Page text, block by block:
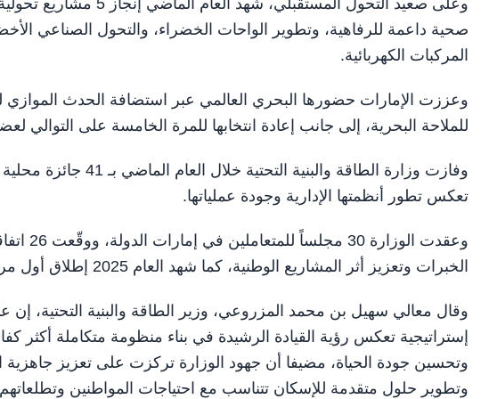
صحية داعمة للرفاهية، وتطوير الواحات الخضراء، والتحول الصناعي
المركبات الكهربائية.
وعززت الإمارات حضورها البحري العالمي عبر استضافة الحدث الموازي
للملاحة البحرية، إلى جانب إعادة انتخابها للمرة الخامسة على التوالي
تعكس تطور أنظمتها الإدارية وجودة عملياتها.
وعقدت
الخبرات وتعزيز أثر المشاريع الوطنية، كما شهد العام 2025 إطلاق أول مركز رقمي متكامل للخدمات الحكومية في الفجيرة.
إستراتيجية تعكس رؤية القيادة الرشيدة في بناء منظومة متكاملة أكثر
وتحسين جودة الحياة، مضيفا أن جهود الوزارة تركزت على تعزيز جاهزية
وتطوير حلول متقدمة للإسكان تتناسب مع احتياجات المواطنين وتطلعاتهم